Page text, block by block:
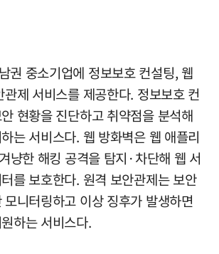
권 중소기업에 정보보호 컨설팅, 웹
제 서비스를 제공한다. 정보보호 컨
현황을 진단하고 취약점을 분석해
는 서비스다. 웹 방화벽은 웹 애플리
냥한 해킹 공격을 탐지·차단해 웹 서
를 보호한다. 원격 보안관제는 보안
니터링하고 이상 징후가 발생하면
하는 서비스다.